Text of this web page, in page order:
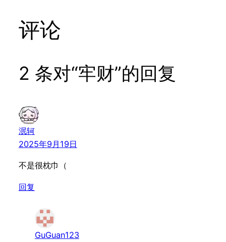
评论
2 条对“牢财”的回复
泯轲
2025年9月19日
不是很枕巾（
回复
GuGuan123